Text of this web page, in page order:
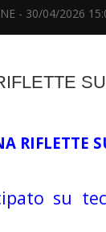
- 30/04/2026
RIFLETTE
su